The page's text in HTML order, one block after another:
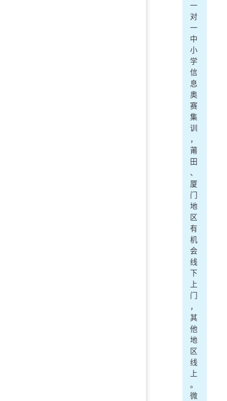
一
对
一
中
小
学
信
息
奥
赛
集
训
，
莆
田
、
厦
门
地
区
有
机
会
线
下
上
门
，
其
他
地
区
线
上
。
微